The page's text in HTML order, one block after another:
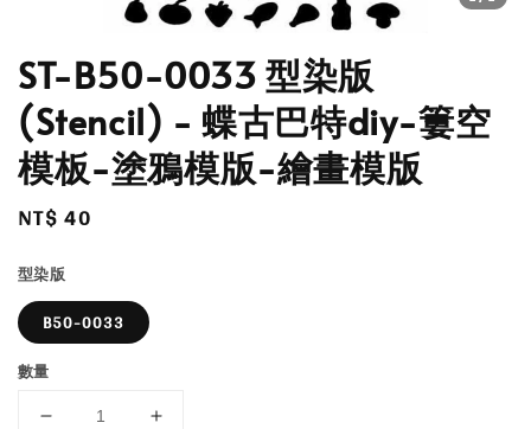
ST-B50-0033 型染版
(Stencil) - 蝶古巴特diy-簍空
模板-塗鴉模版-繪畫模版
Regular
NT$ 40
型染版
B50-0033
數量